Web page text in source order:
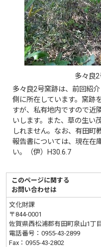
多々良
多々良2号窯跡は、前回紹
側に所在しています。窯跡
すが、私有地内ですので近
いします。また、草の生い
しれません。なお、有田町
報告書については、現在在
い。（伊）H30.6.7
このページに関する
お問い合わせは
文化財課
〒844-0001
佐賀県西松浦郡有田町泉山1丁
電話番号：0955-43-2899
Fax：0955-43-2802